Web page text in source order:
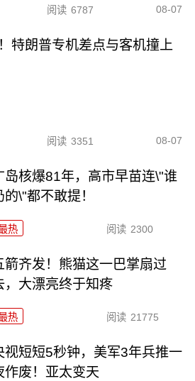
阅读 6787 08-07
特朗普专机差点与客机撞上
阅读 3351 08-07
岛核爆81年，高市早苗连\"谁
的\"都不敢提！
热 阅读 2300
箭齐发！熊猫这一巴掌扇过
，大漂亮终于知疼
热 阅读 21775
视短短5秒钟，美军3年兵推一
作废！亚太变天